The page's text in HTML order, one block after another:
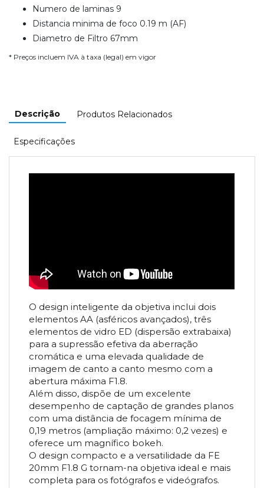
Numero de laminas 9
Distancia minima de foco 0.19 m (AF)
Diametro de Filtro 67mm
* Preços incluem IVA à taxa (legal) em vigor
Descrição Produtos Relacionados
Especificações
O design inteligente da objetiva inclui dois
elementos AA (asféricos avançados), três
elementos de vidro ED (dispersão extrabaixa)
para a supressão efetiva da aberração
cromática e uma elevada qualidade de
imagem de canto a canto mesmo com a
abertura máxima F1.8.
Além disso, dispõe de um excelente
desempenho de captação de grandes planos
com uma distância de focagem mínima de
0,19 metros (ampliação máximo: 0,2 vezes) e
oferece um magnífico bokeh.
O design compacto e a versatilidade da FE
20mm F1.8 G tornam-na objetiva ideal e mais
completa para os fotógrafos e videógrafos.